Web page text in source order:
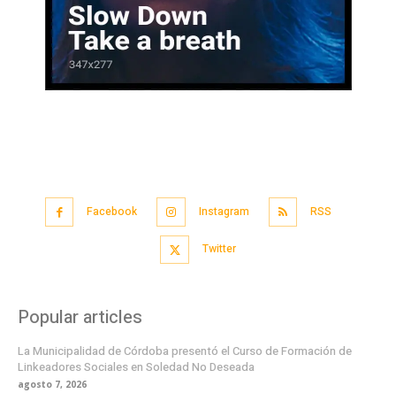
Facebook Instagram RSS
Twitter
Popular articles
La Municipalidad de Córdoba presentó el Curso de Formación de
Linkeadores Sociales en Soledad No Deseada
agosto 7, 2026